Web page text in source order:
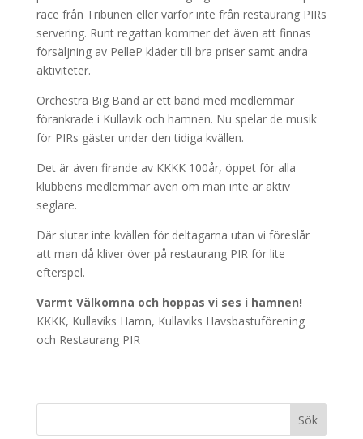
race från Tribunen eller varför inte från restaurang PIRs
servering. Runt regattan kommer det även att finnas
försäljning av PelleP kläder till bra priser samt andra
aktiviteter.
Orchestra Big Band är ett band med medlemmar
förankrade i Kullavik och hamnen. Nu spelar de musik
för PIRs gäster under den tidiga kvällen.
Det är även firande av KKKK 100år, öppet för alla
klubbens medlemmar även om man inte är aktiv
seglare.
Där slutar inte kvällen för deltagarna utan vi föreslår
att man då kliver över på restaurang PIR för lite
efterspel.
Varmt Välkomna och hoppas vi ses i hamnen!
KKKK, Kullaviks Hamn, Kullaviks Havsbastuförening
och Restaurang PIR